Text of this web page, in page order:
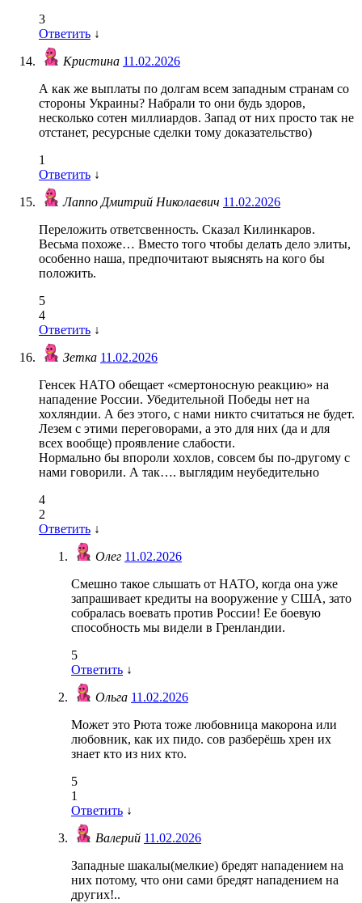
3
Ответить ↓
Кристина 11.02.2026
А как же выплаты по долгам всем западным странам со
стороны Украины? Набрали то они будь здоров,
несколько сотен миллиардов. Запад от них просто так не
отстанет, ресурсные сделки тому доказательство)
1
Ответить ↓
Лаппо Дмитрий Николаевич 11.02.2026
Переложить ответсвенность. Сказал Килинкаров.
Весьма похоже… Вместо того чтобы делать дело элиты,
особенно наша, предпочитают выяснять на кого бы
положить.
5
4
Ответить ↓
Зетка 11.02.2026
Генсек НАТО обещает «смертоносную реакцию» на
нападение России. Убедительной Победы нет на
хохляндии. А без этого, с нами никто считаться не будет.
Лезем с этими переговорами, а это для них (да и для
всех вообще) проявление слабости.
Нормально бы впороли хохлов, совсем бы по-другому с
нами говорили. А так…. выглядим неубедительно
4
2
Ответить ↓
Олег 11.02.2026
Смешно такое слышать от НАТО, когда она уже
запрашивает кредиты на вооружение у США, зато
собралась воевать против России! Ее боевую
способность мы видели в Гренландии.
5
Ответить ↓
Ольга 11.02.2026
Может это Рюта тоже любовница макорона или
любовник, как их пидо. сов разберёшь хрен их
знает кто из них кто.
5
1
Ответить ↓
Валерий 11.02.2026
Западные шакалы(мелкие) бредят нападением на
них потому, что они сами бредят нападением на
других!..